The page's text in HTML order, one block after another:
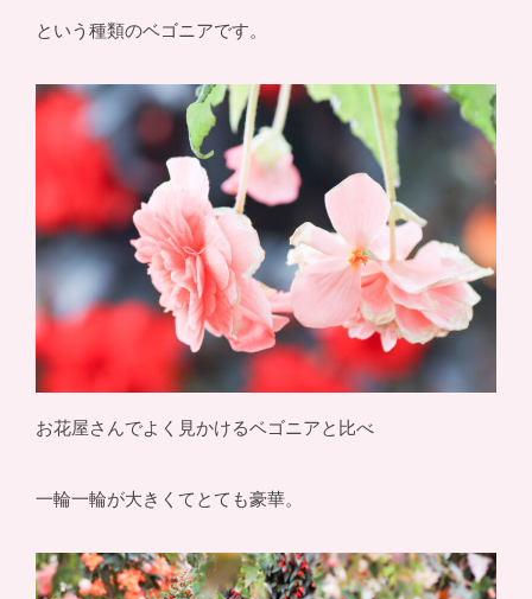
という種類のベゴニアです。
お花屋さんでよく見かけるベゴニアと比べ
一輪一輪が大きくてとても豪華。